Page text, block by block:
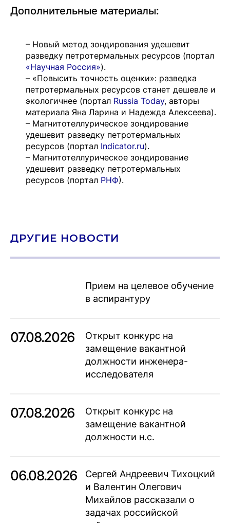
Дополнительные материалы:
– Новый метод зондирования удешевит
разведку петротермальных ресурсов (портал
«Научная Россия»).
– «Повысить точность оценки»: разведка
петротермальных ресурсов станет дешевле и
экологичнее (портал Russia Today, авторы
материала Яна Ларина и Надежда Алексеева).
– Магнитотеллурическое зондирование
удешевит разведку петротермальных
ресурсов (портал Indicator.ru).
– Магнитотеллурическое зондирование
удешевит разведку петротермальных
ресурсов (портал РНФ).
ДРУГИЕ НОВОСТИ
Прием на целевое обучение
в аспирантуру
07.08.2026
Открыт конкурс на
замещение вакантной
должности инженера-
исследователя
07.08.2026
Открыт конкурс на
замещение вакантной
должности н.с.
06.08.2026
Сергей Андреевич Тихоцкий
и Валентин Олегович
Михайлов рассказали о
задачах российской